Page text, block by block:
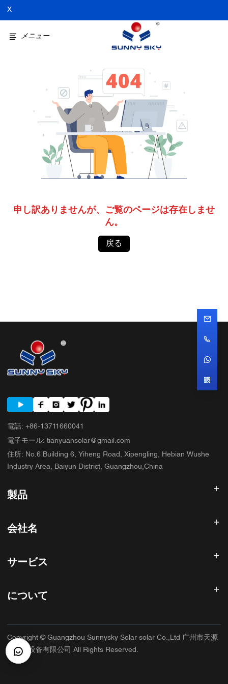
X
メニュー
申し訳ありませんが、ご覧のページは存在しませ
ん。
戻る
電話: +86-13711660041
電子モール: tianyuansolar@gmail.com
住所: No.6 Building 6, Yiheng Road, Xipengling, Hebian Wushe
Industry Area, Baiyun District, Guangzhou,China
製品
ソーラーパネル
太陽光発電システム
ソーラー充電コントローラー
会社名
製品
私たちについて
サービス
返金ポリシー
利用規約
配送と配達
について
主な用途
Copyright © Guangzhou Sunnysky Solar solar Co.,Ltd 广州市天源
太阳能设备有限公司 All Rights Reserved.